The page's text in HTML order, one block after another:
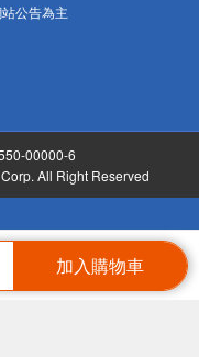
加入購物車
公告為主
00000-6
All Right Reserved